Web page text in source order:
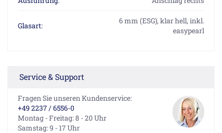
Glasart:
6 mm (ESG), klar hell, inkl.
easypearl
Service & Support
Fragen Sie unseren Kundenservice:
+49 2237 / 6556-0
Montag - Freitag: 8 - 20 Uhr
Samstag: 9 - 17 Uhr